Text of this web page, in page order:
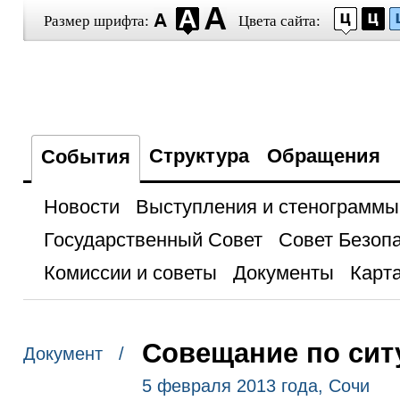
Размер шрифта: Цвета сайта:
События Структура Обращения
Новости
Выступления и стенограммы
Государственный Совет
Совет
Комиссии и советы
Документы
Документ / Совещание по
5 февраля 2013 года, Сочи